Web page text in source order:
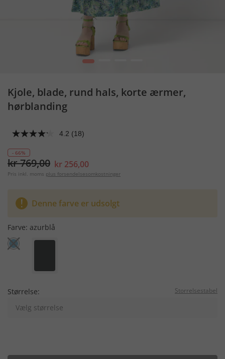
1
Kjole, blade, rund hals, korte ærmer,
hørblanding
4.2 (18)
- 66%
kr 769,00 kr 256,00
Pris inkl. moms plus forsendelsesomkostninger
Denne farve er udsolgt
Farve: azurblå
Størrelse: Storrelsestabel
Vælg størrelse